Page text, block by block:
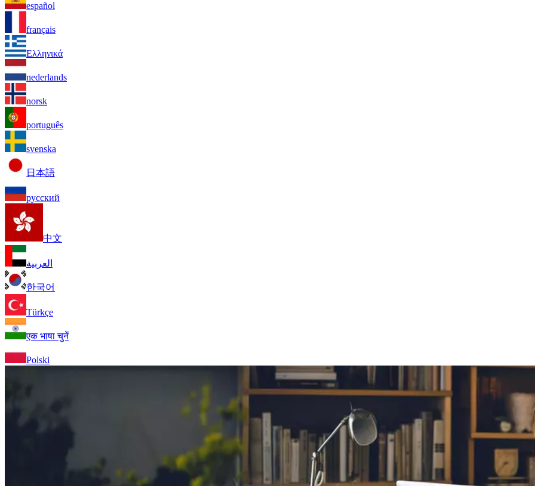
español
français
Ελληνικά
nederlands
norsk
português
svenska
日本語
русский
中文
العربية
한국어
Türkçe
एक भाषा चुनें
Polski